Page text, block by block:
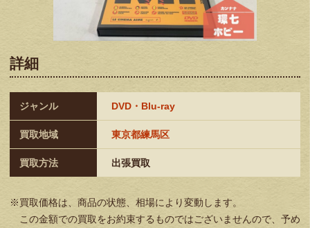
詳細
ジャンル DVD・Blu-ray
買取地域 東京都練馬区
買取方法 出張買取
※買取価格は、商品の状態、相場により変動します。
この金額での買取をお約束するものではございませんので、予め